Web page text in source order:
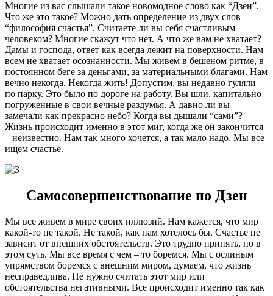
Многие из вас слышали такое новомодное слово как “Дзен”.
Что же это такое? Можно дать определение из двух слов –
“философия счастья”. Считаете ли вы себя счастливым
человеком? Многие скажут что нет. А что же вам не хватает?
Дамы и господа, ответ как всегда лежит на поверхности. Нам
всем не хватает осознанности. Мы живем в бешеном ритме, в
постоянном беге за деньгами, за материальными благами. Нам
вечно некогда. Некогда жить! Допустим, вы недавно гуляли
по парку. Это было по дороге на работу. Вы шли, капитально
погруженные в свои вечные раздумья. А давно ли вы
замечали как прекрасно небо? Когда вы дышали “сами”?
Жизнь происходит именно в этот миг, когда же он закончится
– неизвестно. Нам так много хочется, а так мало надо. Мы все
ищем счастье.
Самосовершенствование по Дзен
Мы все живем в мире своих иллюзий. Нам кажется, что мир
какой-то не такой. Не такой, как нам хотелось бы. Счастье не
зависит от внешних обстоятельств. Это трудно принять, но в
этом суть. Мы все время с чем – то боремся. Мы с ослиным
упрямством боремся с внешним миром, думаем, что жизнь
несправедлива. Не нужно считать этот мир или
обстоятельства негативными. Все происходит именно так как